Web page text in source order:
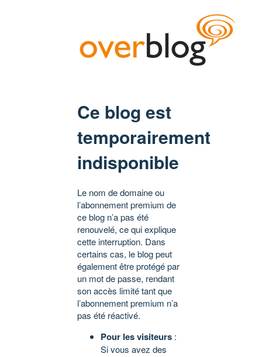
Ce blog est
temporairement
indisponible
Le nom de domaine ou
l’abonnement premium de
ce blog n’a pas été
renouvelé, ce qui explique
cette interruption. Dans
certains cas, le blog peut
également être protégé par
un mot de passe, rendant
son accès limité tant que
l’abonnement premium n’a
pas été réactivé.
Pour les visiteurs :
Si vous avez des